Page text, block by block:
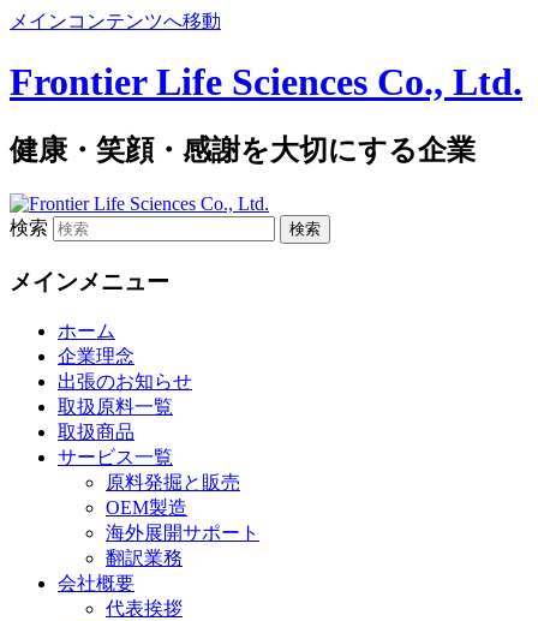
メインコンテンツへ移動
Frontier Life Sciences Co., Ltd.
健康・笑顔・感謝を大切にする企業
検索
メインメニュー
ホーム
企業理念
出張のお知らせ
取扱原料一覧
取扱商品
サービス一覧
原料発掘と販売
OEM製造
海外展開サポート
翻訳業務
会社概要
代表挨拶